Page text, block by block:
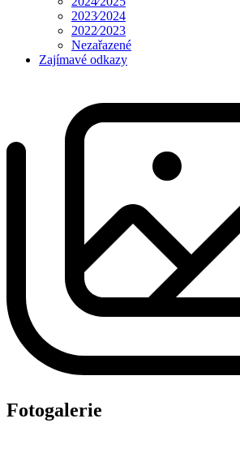
2023⁄2024
2022⁄2023
Nezařazené
Zajímavé odkazy
Fotogalerie